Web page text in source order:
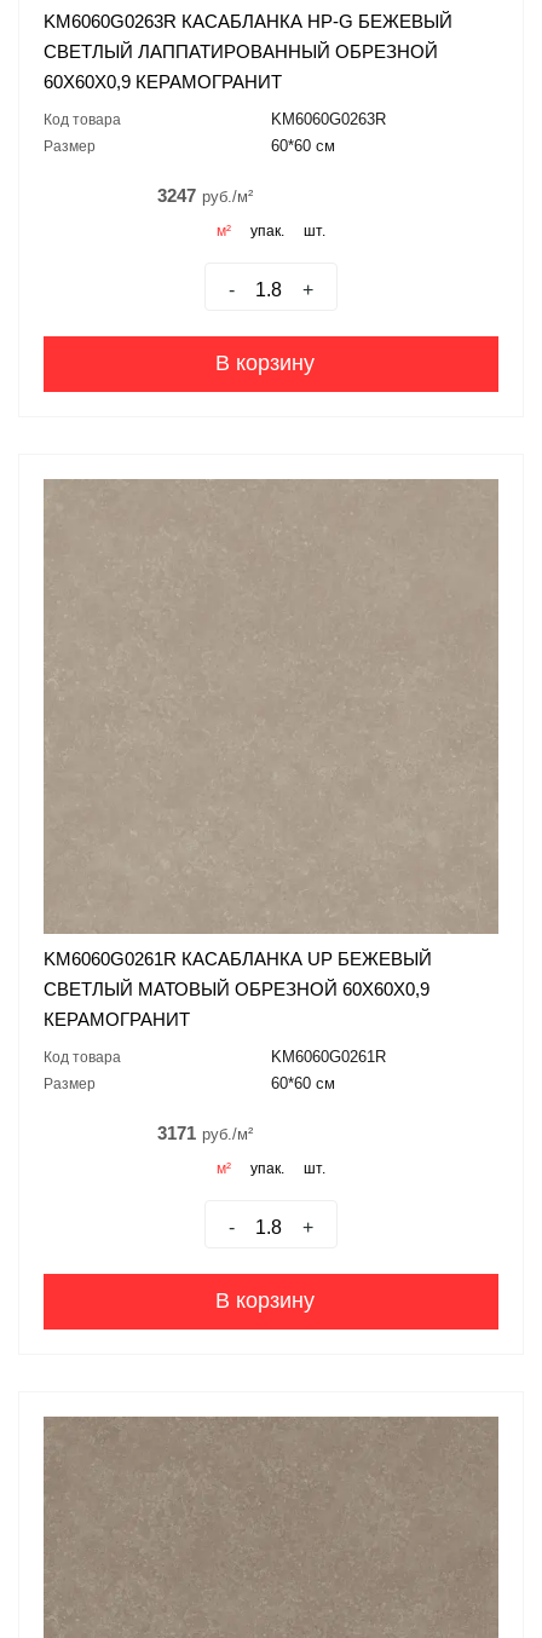
KM6060G0263R КАСАБЛАНКА HP-G БЕЖЕВЫЙ
СВЕТЛЫЙ ЛАППАТИРОВАННЫЙ ОБРЕЗНОЙ
60X60X0,9 КЕРАМОГРАНИТ
Код товара KM6060G0263R
Размер 60*60 см
3247 руб./м²
м² упак. шт.
- +
В корзину
KM6060G0261R КАСАБЛАНКА UP БЕЖЕВЫЙ
СВЕТЛЫЙ МАТОВЫЙ ОБРЕЗНОЙ 60X60X0,9
КЕРАМОГРАНИТ
Код товара KM6060G0261R
Размер 60*60 см
3171 руб./м²
м² упак. шт.
- +
В корзину